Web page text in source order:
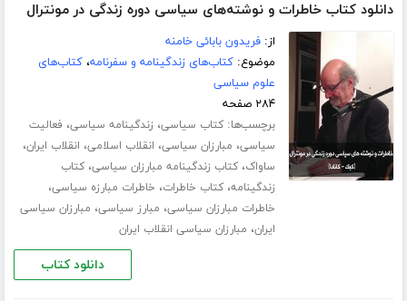
دانلود کتاب خاطرات و نوشته‌های سیاسی دوره زندگی در مونترال
از:فریدون بابائی خامنه
موضوع:کتاب‌های زندگینامه و سفرنامه،کتاب‌های
علوم سیاسی
۲۸۴ صفحه
برچسب‌ها:کتاب سیاسی، زندگینامه سیاسی، فعالیت
سیاسی، مبارزان سیاسی، انقلاب اسلامی، انقلاب ایران،
ساواک،کتاب زندگینامه مبارزان سیاسی،کتاب
زندگینامه،کتاب خاطرات، خاطرات مبارزه سیاسی،
خاطرات مبارزان سیاسی، مبارز سیاسی، مبارزان سیاسی
ایران، مبارزان سیاسی انقلاب ایران
دانلود کتاب